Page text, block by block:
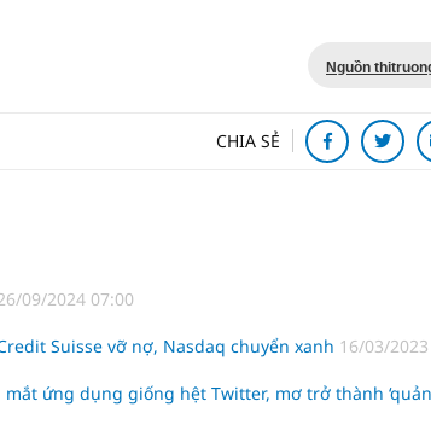
Nguồn
CHIA SẺ
09/2024 07:00
Suisse vỡ nợ, Nasdaq chuyển xanh 16/03/
mắt ứng dụng giống hệt Twitter, mơ trở thành